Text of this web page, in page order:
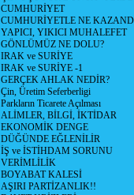
CUMHURİYET
CUMHURİYETLE NE
YAPICI, YIKICI MUHALEFET
GÖNLÜMÜZ NE DOLU?
IRAK ve SURİYE
IRAK ve SURİYE -1
GERÇEK AHLAK NEDİR?
Çin, Üretim Seferberligi
Parkların Ticarete Açılması
ALİMLER, BİLGİ, İKTİDAR
EKONOMİK DENGE
DÜĞÜNDE EĞLENİLİR
İŞ ve İSTİHDAM SORUNU
VERİMLİLİK
BOYABAT KALESİ
AŞIRI PARTİZANLIK!!